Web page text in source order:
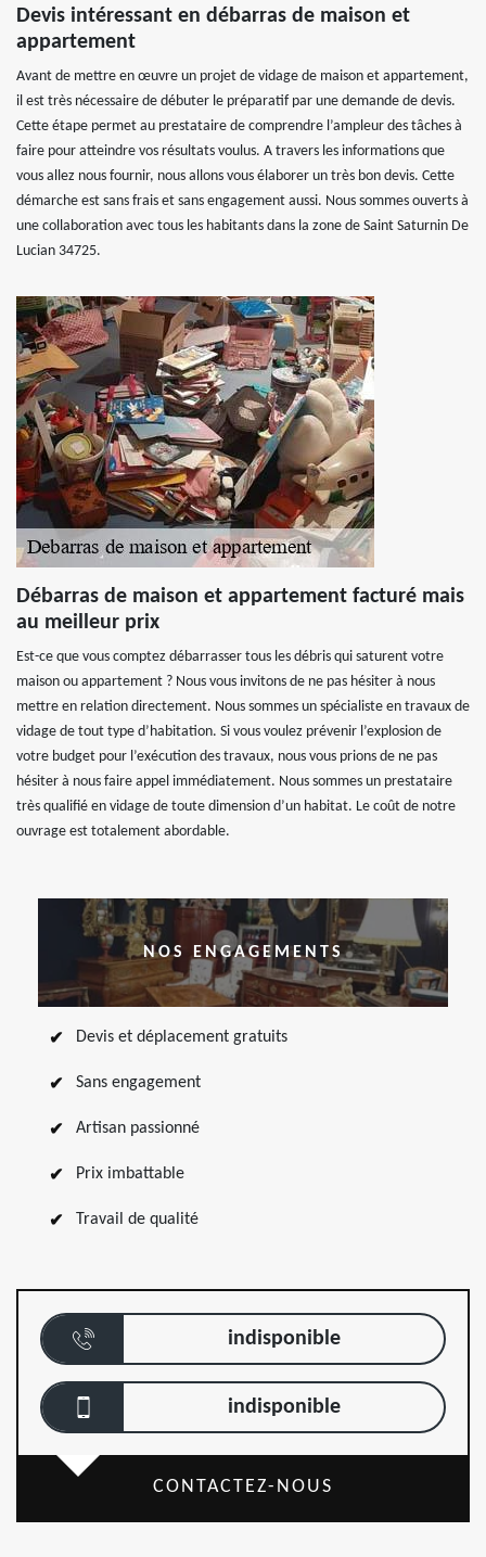
Devis intéressant en débarras de maison et
appartement
Avant de mettre en œuvre un projet de vidage de maison et appartement,
il est très nécessaire de débuter le préparatif par une demande de devis.
Cette étape permet au prestataire de comprendre l’ampleur des tâches à
faire pour atteindre vos résultats voulus. A travers les informations que
vous allez nous fournir, nous allons vous élaborer un très bon devis. Cette
démarche est sans frais et sans engagement aussi. Nous sommes ouverts à
une collaboration avec tous les habitants dans la zone de Saint Saturnin De
Lucian 34725.
Débarras de maison et appartement facturé mais
au meilleur prix
Est-ce que vous comptez débarrasser tous les débris qui saturent votre
maison ou appartement ? Nous vous invitons de ne pas hésiter à nous
mettre en relation directement. Nous sommes un spécialiste en travaux de
vidage de tout type d’habitation. Si vous voulez prévenir l’explosion de
votre budget pour l’exécution des travaux, nous vous prions de ne pas
hésiter à nous faire appel immédiatement. Nous sommes un prestataire
très qualifié en vidage de toute dimension d’un habitat. Le coût de notre
ouvrage est totalement abordable.
NOS ENGAGEMENTS
Devis et déplacement gratuits
Sans engagement
Artisan passionné
Prix imbattable
Travail de qualité
indisponible
indisponible
CONTACTEZ-NOUS